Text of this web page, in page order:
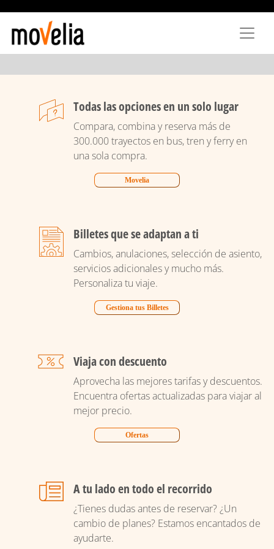
principal
Todas las opciones en un solo lugar
Compara, combina y reserva más de
300.000 trayectos en bus, tren y ferry en
una sola compra.
Movelia
Billetes que se adaptan a ti
Cambios, anulaciones, selección de asiento,
servicios adicionales y mucho más.
Personaliza tu viaje.
Gestiona tus Billetes
Viaja con descuento
Aprovecha las mejores tarifas y descuentos.
Encuentra ofertas actualizadas para viajar al
mejor precio.
Ofertas
A tu lado en todo el recorrido
¿Tienes dudas antes de reservar? ¿Un
cambio de planes? Estamos encantados de
ayudarte.